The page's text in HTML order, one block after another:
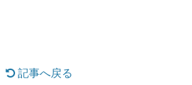
記事へ戻る